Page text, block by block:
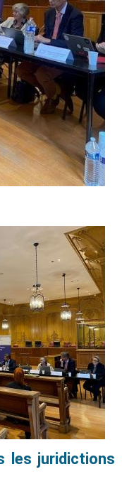
les juridictions